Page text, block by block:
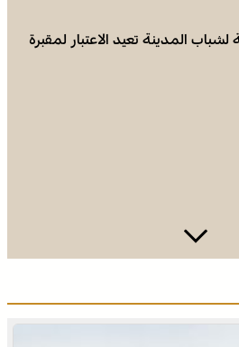
المدينة تعيد الاعتبار لمقبرة
تساقط البرد وهبات رياح من
بعدد من مناطق المملكة (نشرة